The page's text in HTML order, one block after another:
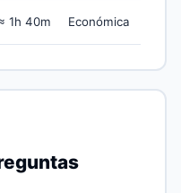
1h 40m Económica